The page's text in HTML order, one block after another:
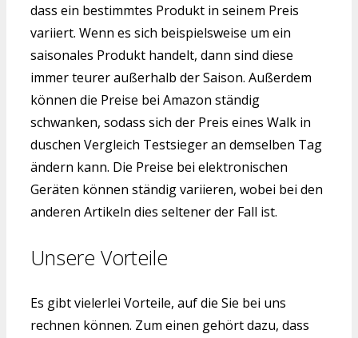
dass ein bestimmtes Produkt in seinem Preis
variiert. Wenn es sich beispielsweise um ein
saisonales Produkt handelt, dann sind diese
immer teurer außerhalb der Saison. Außerdem
können die Preise bei Amazon ständig
schwanken, sodass sich der Preis eines Walk in
duschen Vergleich Testsieger an demselben Tag
ändern kann. Die Preise bei elektronischen
Geräten können ständig variieren, wobei bei den
anderen Artikeln dies seltener der Fall ist.
Unsere Vorteile
Es gibt vielerlei Vorteile, auf die Sie bei uns
rechnen können. Zum einen gehört dazu, dass